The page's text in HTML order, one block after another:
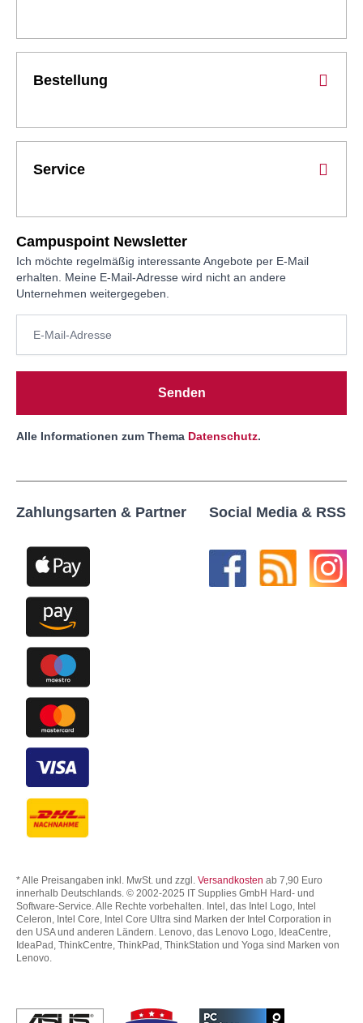
Bestellung
Service
Campuspoint Newsletter
Ich möchte regelmäßig interessante Angebote per E-Mail
erhalten. Meine E-Mail-Adresse wird nicht an andere
Unternehmen weitergegeben.
Senden
Alle Informationen zum Thema Datenschutz.
Zahlungsarten & Partner Social Media & RSS
* Alle Preisangaben inkl. MwSt. und zzgl. Versandkosten ab 7,90 Euro
innerhalb Deutschlands. © 2002-2025 IT Supplies GmbH Hard- und
Software-Service. Alle Rechte vorbehalten. Intel, das Intel Logo, Intel
Celeron, Intel Core, Intel Core Ultra sind Marken der Intel Corporation in
den USA und anderen Ländern. Lenovo, das Lenovo Logo, IdeaCentre,
IdeaPad, ThinkCentre, ThinkPad, ThinkStation und Yoga sind Marken von
Lenovo.